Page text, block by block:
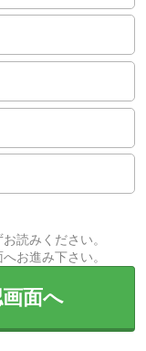
お読みください。
お進み下さい。
面へ